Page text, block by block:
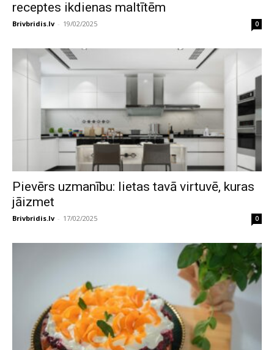
receptes ikdienas maltītēm
Brivbridis.lv - 19/02/2025 0
Pievērs uzmanību: lietas tavā virtuvē, kuras
jāizmet
Brivbridis.lv - 17/02/2025 0